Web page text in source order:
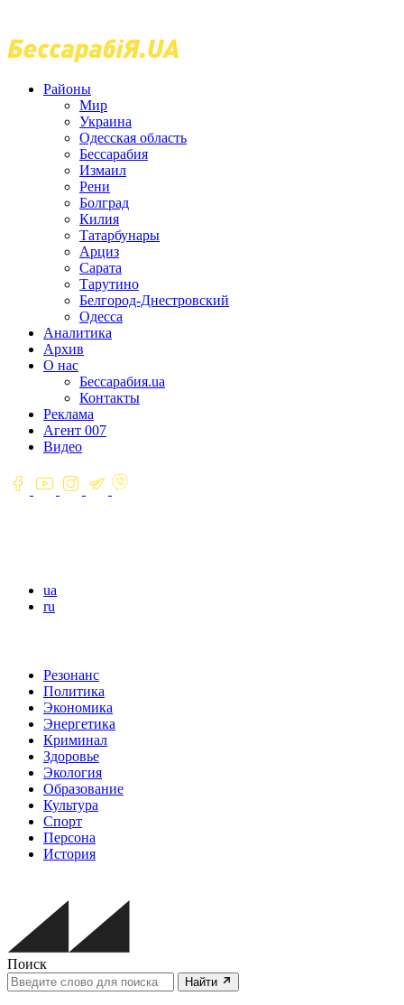
Районы
Мир
Украина
Одесская область
Бессарабия
Измаил
Рени
Болград
Килия
Татарбунары
Арциз
Сарата
Тарутино
Белгород-Днестровский
Одесса
Аналитика
Архив
О нас
Бессарабия.ua
Контакты
Реклама
Агент 007
Видео
ua
ru
Резонанс
Политика
Экономика
Энергетика
Криминал
Здоровье
Экология
Образование
Культура
Спорт
Персона
История
Поиск
Найти